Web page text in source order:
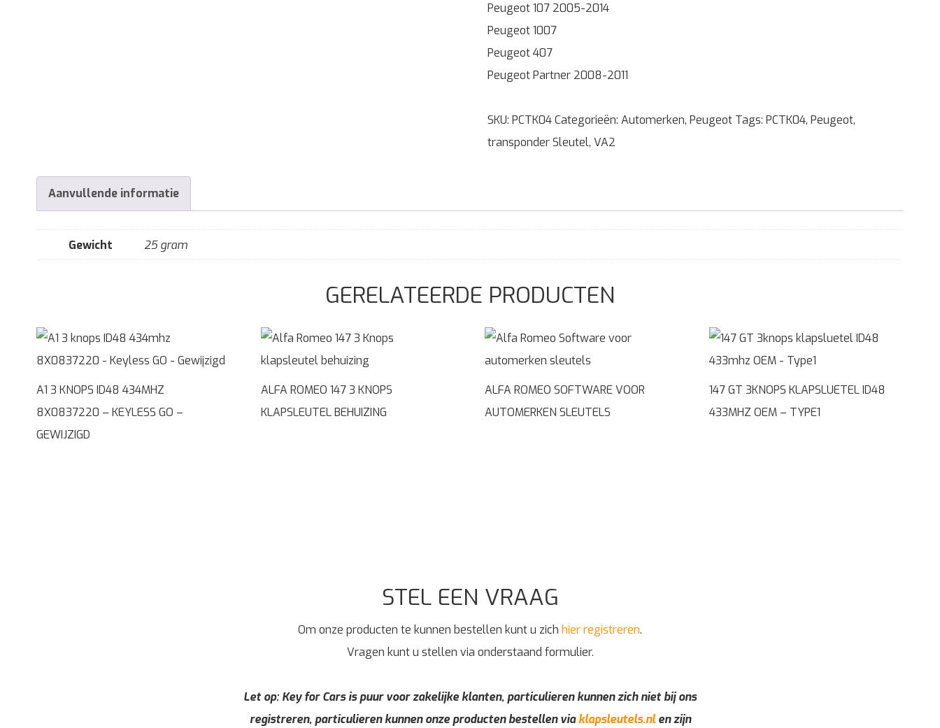
Peugeot 107 2005-2014
Peugeot 1007
Peugeot 407
Peugeot Partner 2008-2011
SKU: PCTK04Categorieën: Automerken, Peugeot Tags: PCTK04, Peugeot,
transponder Sleutel, VA2
Aanvullende informatie
Gewicht 25 gram
GERELATEERDE PRODUCTEN
A1 3 KNOPS ID48 434MHZ
8X0837220 – KEYLESS GO –
GEWIJZIGD
ALFA ROMEO 147 3 KNOPS
KLAPSLEUTEL BEHUIZING
ALFA ROMEO SOFTWARE VOOR
AUTOMERKEN SLEUTELS
147 GT 3KNOPS KLAPSLUETEL ID48
433MHZ OEM – TYPE1
STEL EEN VRAAG
Om onze producten te kunnen bestellen kunt u zich hier registreren.
Vragen kunt u stellen via onderstaand formulier.
Let op: Key for Cars is puur voor zakelijke klanten, particulieren kunnen zich niet bij ons
registreren, particulieren kunnen onze producten bestellen viaklapsleutels.nlen zijn